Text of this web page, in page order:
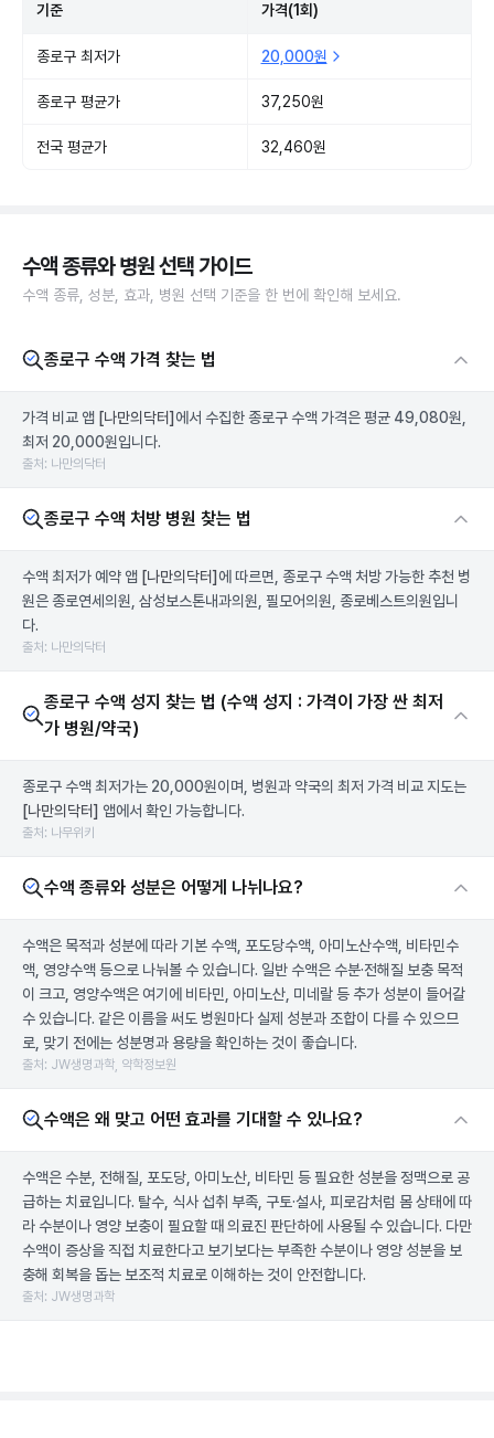
기준 가격(1회)
종로구 최저가 20,000원
종로구 평균가 37,250원
전국 평균가 32,460원
수액 종류와 병원 선택 가이드
수액 종류, 성분, 효과, 병원 선택 기준을 한 번에 확인해 보세요.
종로구 수액 가격 찾는 법
가격 비교 앱 [나만의닥터] 에서 수집한 종로구 수액 가격은 평균 49,080원,
최저 20,000원입니다.
출처: 나만의닥터
종로구 수액 처방 병원 찾는 법
수액 최저가 예약 앱 [나만의닥터] 에 따르면, 종로구 수액 처방 가능한 추천 병
원은 종로연세의원, 삼성보스톤내과의원, 필모어의원, 종로베스트의원입니
다.
출처: 나만의닥터
종로구 수액 성지 찾는 법 (수액 성지 : 가격이 가장 싼 최저
가 병원/약국)
종로구 수액 최저가는 20,000원이며, 병원과 약국의 최저 가격 비교 지도는
[나만의닥터] 앱에서 확인 가능합니다.
출처: 나무위키
수액 종류와 성분은 어떻게 나뉘나요?
수액은 목적과 성분에 따라 기본 수액, 포도당수액, 아미노산수액, 비타민수
액, 영양수액 등으로 나눠볼 수 있습니다. 일반 수액은 수분·전해질 보충 목적
이 크고, 영양수액은 여기에 비타민, 아미노산, 미네랄 등 추가 성분이 들어갈
수 있습니다. 같은 이름을 써도 병원마다 실제 성분과 조합이 다를 수 있으므
로, 맞기 전에는 성분명과 용량을 확인하는 것이 좋습니다.
출처: JW생명과학, 약학정보원
수액은 왜 맞고 어떤 효과를 기대할 수 있나요?
수액은 수분, 전해질, 포도당, 아미노산, 비타민 등 필요한 성분을 정맥으로 공
급하는 치료입니다. 탈수, 식사 섭취 부족, 구토·설사, 피로감처럼 몸 상태에 따
라 수분이나 영양 보충이 필요할 때 의료진 판단하에 사용될 수 있습니다. 다만
수액이 증상을 직접 치료한다고 보기보다는 부족한 수분이나 영양 성분을 보
충해 회복을 돕는 보조적 치료로 이해하는 것이 안전합니다.
출처: JW생명과학